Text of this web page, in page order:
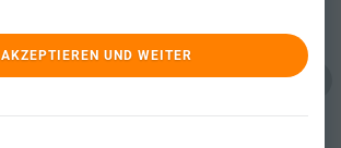
AKZEPTIEREN UND WEITER